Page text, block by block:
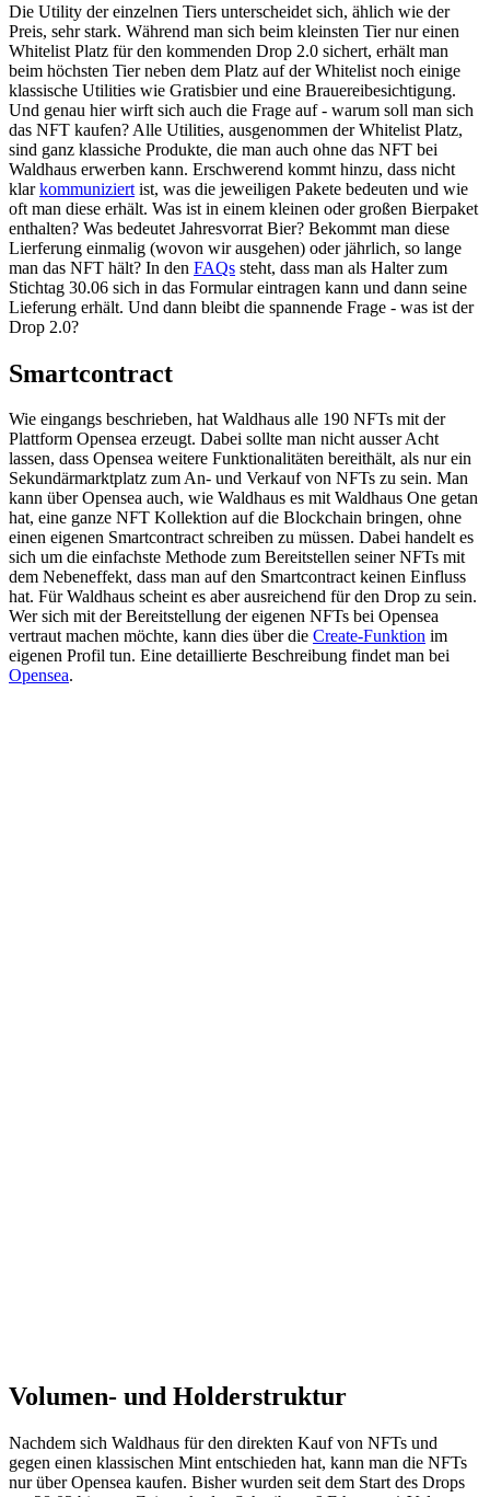
Die Utility der einzelnen Tiers unterscheidet sich, ählich wie der
Preis, sehr stark. Während man sich beim kleinsten Tier nur einen
Whitelist Platz für den kommenden Drop 2.0 sichert, erhält man
beim höchsten Tier neben dem Platz auf der Whitelist noch einige
klassische Utilities wie Gratisbier und eine Brauereibesichtigung.
Und genau hier wirft sich auch die Frage auf - warum soll man sich
das NFT kaufen? Alle Utilities, ausgenommen der Whitelist Platz,
sind ganz klassiche Produkte, die man auch ohne das NFT bei
Waldhaus erwerben kann. Erschwerend kommt hinzu, dass nicht
klarkommuniziert ist, was die jeweiligen Pakete bedeuten und wie
oft man diese erhält. Was ist in einem kleinen oder großen Bierpaket
enthalten? Was bedeutet Jahresvorrat Bier? Bekommt man diese
Lierferung einmalig (wovon wir ausgehen) oder jährlich, so lange
man das NFT hält? In den FAQs steht, dass man als Halter zum
Stichtag 30.06 sich in das Formular eintragen kann und dann seine
Lieferung erhält. Und dann bleibt die spannende Frage - was ist der
Drop 2.0?
Smartcontract
Wie eingangs beschrieben, hat Waldhaus alle 190 NFTs mit der
Plattform Opensea erzeugt. Dabei sollte man nicht ausser Acht
lassen, dass Opensea weitere Funktionalitäten bereithält, als nur ein
Sekundärmarktplatz zum An- und Verkauf von NFTs zu sein. Man
kann über Opensea auch, wie Waldhaus es mit Waldhaus One getan
hat, eine ganze NFT Kollektion auf die Blockchain bringen, ohne
einen eigenen Smartcontract schreiben zu müssen. Dabei handelt es
sich um die einfachste Methode zum Bereitstellen seiner NFTs mit
dem Nebeneffekt, dass man auf den Smartcontract keinen Einfluss
hat. Für Waldhaus scheint es aber ausreichend für den Drop zu sein.
Wer sich mit der Bereitstellung der eigenen NFTs bei Opensea
vertraut machen möchte, kann dies über die Create-Funktion im
eigenen Profil tun. Eine detaillierte Beschreibung findet man bei
Opensea.
Volumen- und Holderstruktur
Nachdem sich Waldhaus für den direkten Kauf von NFTs und
gegen einen klassischen Mint entschieden hat, kann man die NFTs
nur über Opensea kaufen. Bisher wurden seit dem Start des Drops